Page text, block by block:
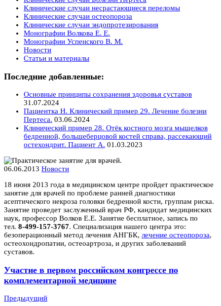
Клинические случаи несрастающиеся переломы
Клинические случаи остеопороза
Клинические случаи эндопротезирования
Монографии Волкова Е. Е.
Монографии Успенского В. М.
Новости
Статьи и материалы
Последние добавленные:
Основные принципы сохранения здоровья суставов
31.07.2024
Пациентка Н. Клинический пример 29. Лечение болезни
Пертеса. 03.06.2024
Клинический пример 28. Отёк костного мозга мыщелков
бедренной, большеберцовой костей справа, рассекающий
остехондрит. Пациент А. 01.03.2023
06.06.2013 Новости
18 июня 2013 года в медицинском центре пройдет практическое
занятие для врачей по проблеме ранней диагностики
асептического некроза головки бедренной кости, группам риска.
Занятие проведет заслуженный врач РФ, кандидат медицинских
наук, профессор Волков Е.Е. Занятие бесплатное, запись по
тел. 8-499-157-3767. Специализация нашего центра это:
безоперационный метод лечения АНГБК, лечение остеопороза,
остеохондропатии, остеоартроза, и других заболеваний
суставов.
Участие в первом российском конгрессе по
комплементарной медицине
Предыдущий